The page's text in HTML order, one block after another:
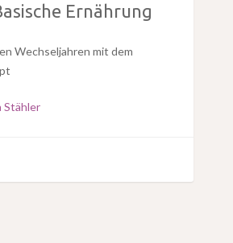
Ernährung
Wechseljahren mit dem
Stähler